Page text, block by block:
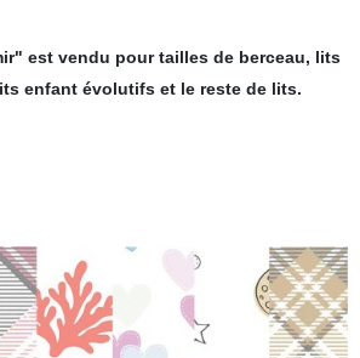
est vendu pour tailles de berceau, lits
enfant évolutifs et le reste de lits.